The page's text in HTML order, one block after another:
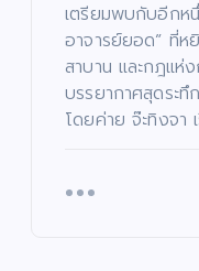
เตรียมพบกับอีกหนึ่
อาจารย์ยอด” ที่ห
สาบาน และกฎแห่
บรรยากาศสุดระทึ
โดยค่าย จ๊ะทิงจา